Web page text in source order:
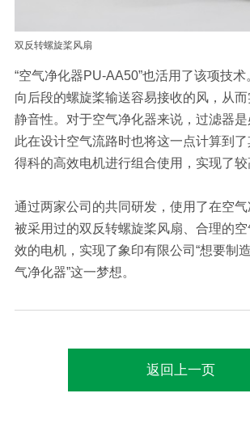
双反转螺旋桨风扇
“空气净化器PU-AA50”也活用了该项技
向后段的螺旋桨输送容易接收的风，从
静音性。对于空气净化器来说，过滤器
此在设计空气流路时也将这一点计算到
得科的高效电机进行组合使用，实现了较
通过两家公司的共同研发，使用了在空
被采用过的双反转螺旋桨风扇、合理的
效的电机，实现了象印有限公司“想要制
气净化器”这一梦想。
返回上一页